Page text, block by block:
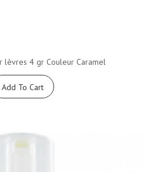
lèvres 4 gr Couleur Caramel
Add To Cart